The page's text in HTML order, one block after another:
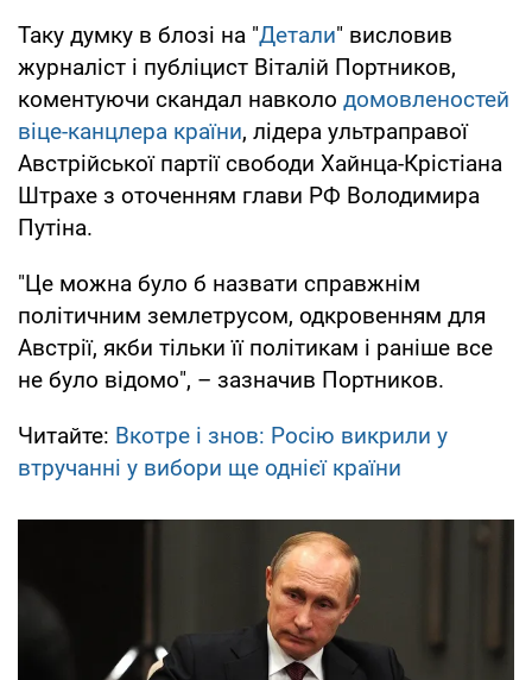
Таку думку в блозі на "Детали" висловив
журналіст і публіцист Віталій Портников,
коментуючи скандал навколо домовленостей
віце-канцлера країни, лідера ультраправої
Австрійської партії свободи Хайнца-Крістіана
Штрахе з оточенням глави РФ Володимира
Путіна.
"Це можна було б назвати справжнім
політичним землетрусом, одкровенням для
Австрії, якби тільки її політикам і раніше все
не було відомо", – зазначив Портников.
Читайте: Вкотре і знов: Росію викрили у
втручанні у вибори ще однієї країни